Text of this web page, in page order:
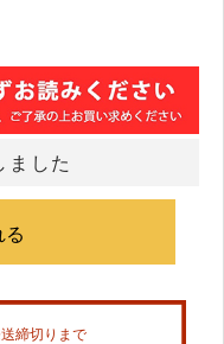
ました
締切りまで